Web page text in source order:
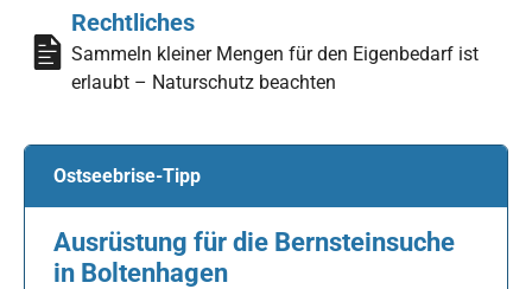
Rechtliches
Sammeln kleiner Mengen für den Eigenbedarf ist
erlaubt – Naturschutz beachten
Ostseebrise-Tipp
Ausrüstung für die Bernsteinsuche
in Boltenhagen